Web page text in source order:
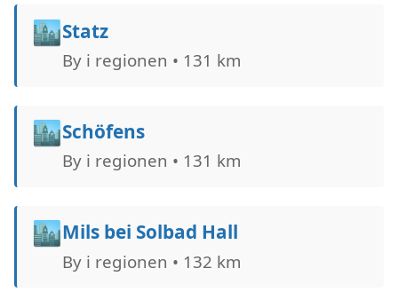
🏙️Statz
By i regionen • 131 km
🏙️Schöfens
By i regionen • 131 km
🏙️Mils bei Solbad Hall
By i regionen • 132 km